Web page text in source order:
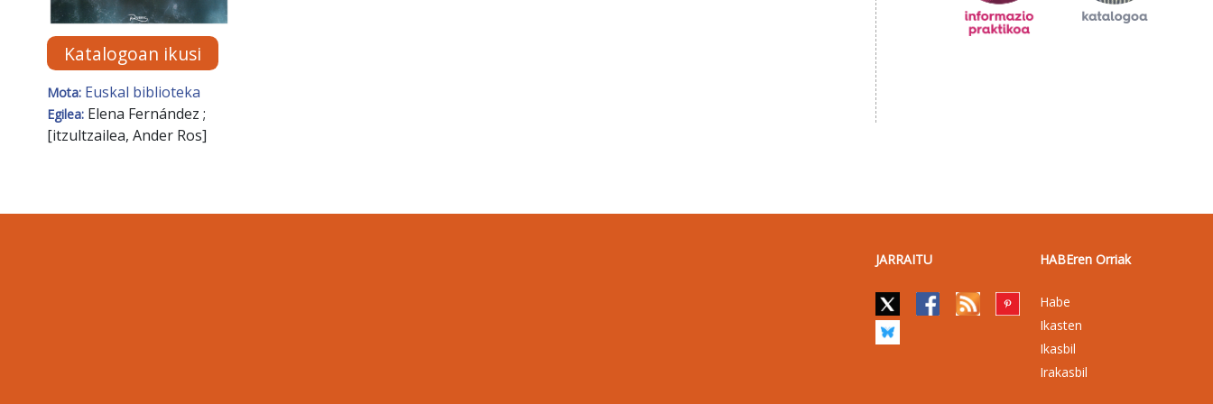
Katalogoan ikusi
Mota: Euskal biblioteka
Egilea: Elena Fernández ;
[itzultzailea, Ander Ros]
JARRAITU HABEren Orriak
Habe
Ikasten
Ikasbil
Irakasbil